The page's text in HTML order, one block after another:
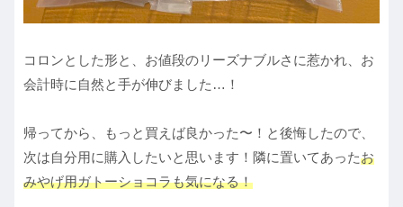
コロンとした形と、お値段のリーズナブルさに惹かれ、お
会計時に自然と手が伸びました…！
帰ってから、もっと買えば良かった〜！と後悔したので、
次は自分用に購入したいと思います！隣に置いてあったお
みやげ用ガトーショコラも気になる！